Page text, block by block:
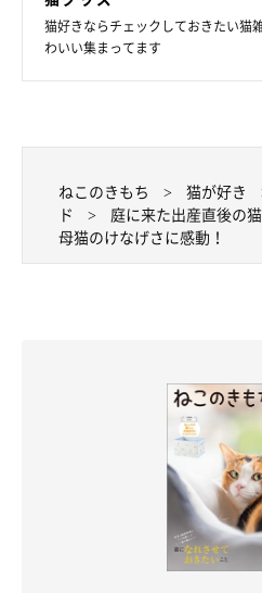
猫好きならチェックしておきたい猫
わいい集まってます
ねこのきもち 猫が好き
ド
庭に来た出産直後の
母猫のけなげさに感動！